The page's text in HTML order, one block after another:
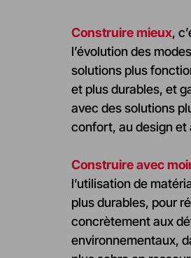
Construire mieux,
l’évolution des
solutions plus
et plus durables, et
avec des solutions
confort, au design et
Construire avec
l’utilisation de
plus durables, pour
concrètement aux
environnementaux,